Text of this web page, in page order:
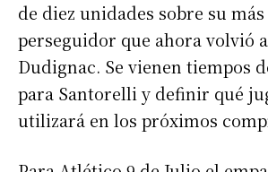
de diez unidades sobre su
perseguidor que ahora volvió
Dudignac. Se vienen tiempos
para Santorelli y definir qué
utilizará en los próximos